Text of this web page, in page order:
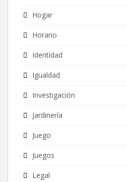
Hogar
Horario
Identidad
Igualdad
Investigación
Jardinería
Juego
Juegos
Legal